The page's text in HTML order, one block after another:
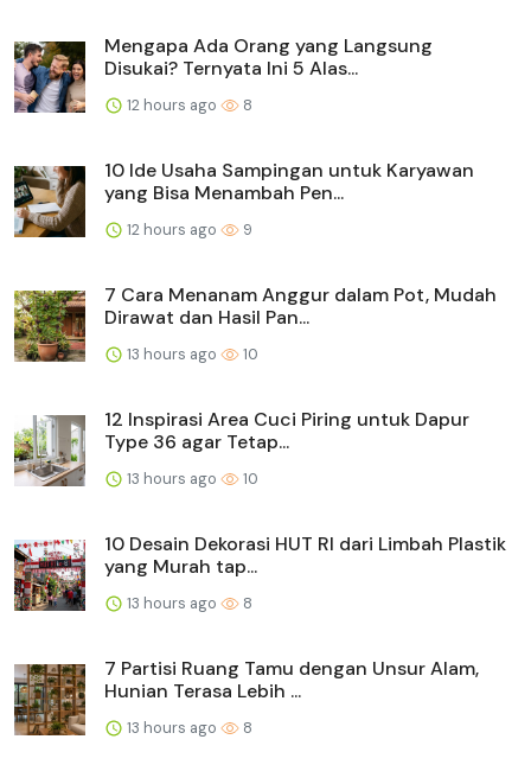
Mengapa Ada Orang yang Langsung
Disukai? Ternyata Ini 5 Alas...
12 hours ago 8
10 Ide Usaha Sampingan untuk Karyawan
yang Bisa Menambah Pen...
12 hours ago 9
7 Cara Menanam Anggur dalam Pot, Mudah
Dirawat dan Hasil Pan...
13 hours ago 10
12 Inspirasi Area Cuci Piring untuk Dapur
Type 36 agar Tetap...
13 hours ago 10
10 Desain Dekorasi HUT RI dari Limbah Plastik
yang Murah tap...
13 hours ago 8
7 Partisi Ruang Tamu dengan Unsur Alam,
Hunian Terasa Lebih ...
13 hours ago 8